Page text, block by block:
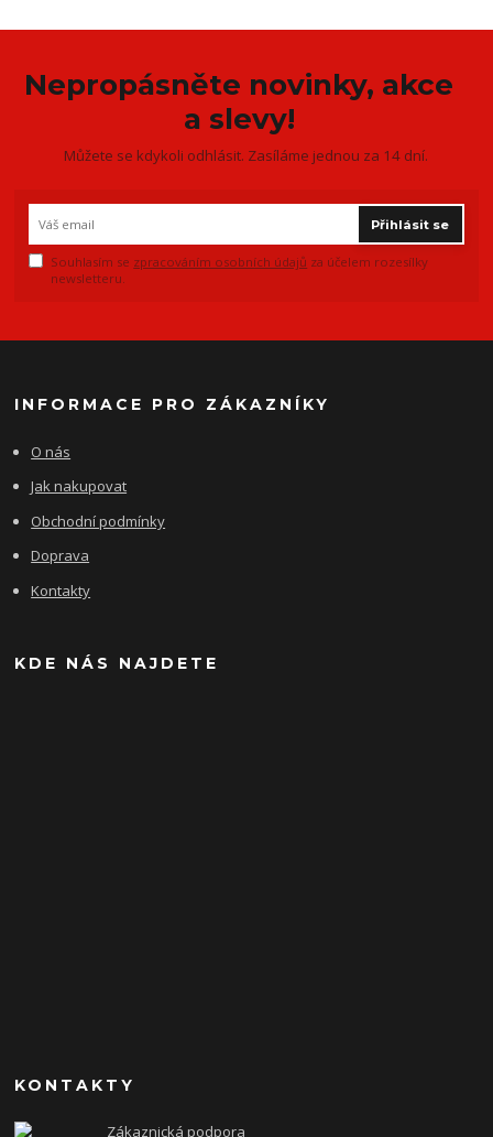
Nepropásněte novinky, akce
a slevy!
Můžete se kdykoli odhlásit. Zasíláme jednou za 14 dní.
Přihlásit se
Souhlasím se zpracováním osobních údajů za účelem rozesílky
newsletteru.
INFORMACE PRO ZÁKAZNÍKY
O nás
Jak nakupovat
Obchodní podmínky
Doprava
Kontakty
KDE NÁS NAJDETE
KONTAKTY
Zákaznická podpora